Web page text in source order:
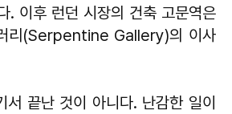
. 이후 런던 시장의 건축 고문역은
리(Serpentine Gallery)의 이사
서 끝난 것이 아니다. 난감한 일이